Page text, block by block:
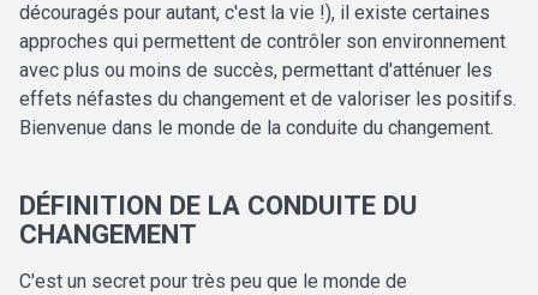
découragés pour autant, c'est la vie !), il existe certaines
approches qui permettent de contrôler son environnement
avec plus ou moins de succès, permettant d'atténuer les
effets néfastes du changement et de valoriser les positifs.
Bienvenue dans le monde de la conduite du changement.
DÉFINITION DE LA CONDUITE DU
CHANGEMENT
C'est un secret pour très peu que le monde de